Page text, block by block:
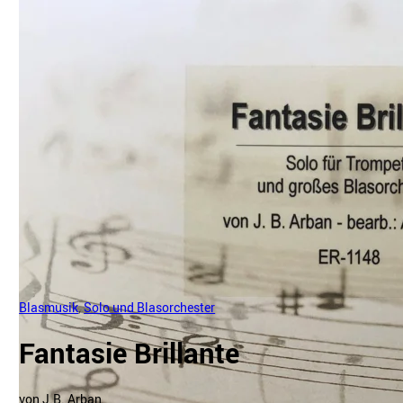
Blasmusik,Solo und Blasorchester
Fantasie Brillante
von J.B. Arban